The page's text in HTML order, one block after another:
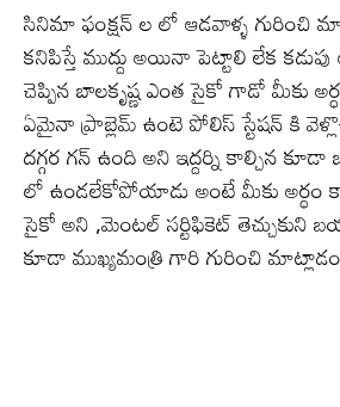
సినిమా ఫంక్షన్ ల లో ఆడవాళ్ళ గురించి
కనిపిస్తే ముద్దు అయినా పెట్టాలి లేక
చెప్పిన బాలకృష్ణ ఎంత సైకో గాడో మీకు
ఏమైనా ప్రాబ్లెమ్ ఉంటె పోలిస్ స్టేషన్ కి
దగ్గర గన్ ఉంది అని ఇద్దర్ని కాల్చిన
లో ఉండలేకోపోయాడు అంటే మీకు
సైకో అని ,మెంటల్ సర్టిఫికెట్ తెచ్చుకుని
కూడా ముఖ్యమంత్రి గారి గురించి